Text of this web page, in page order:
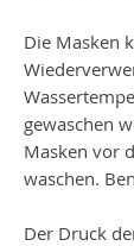
Die Masken
gewaschen
Masken vor
waschen.
Der Druck